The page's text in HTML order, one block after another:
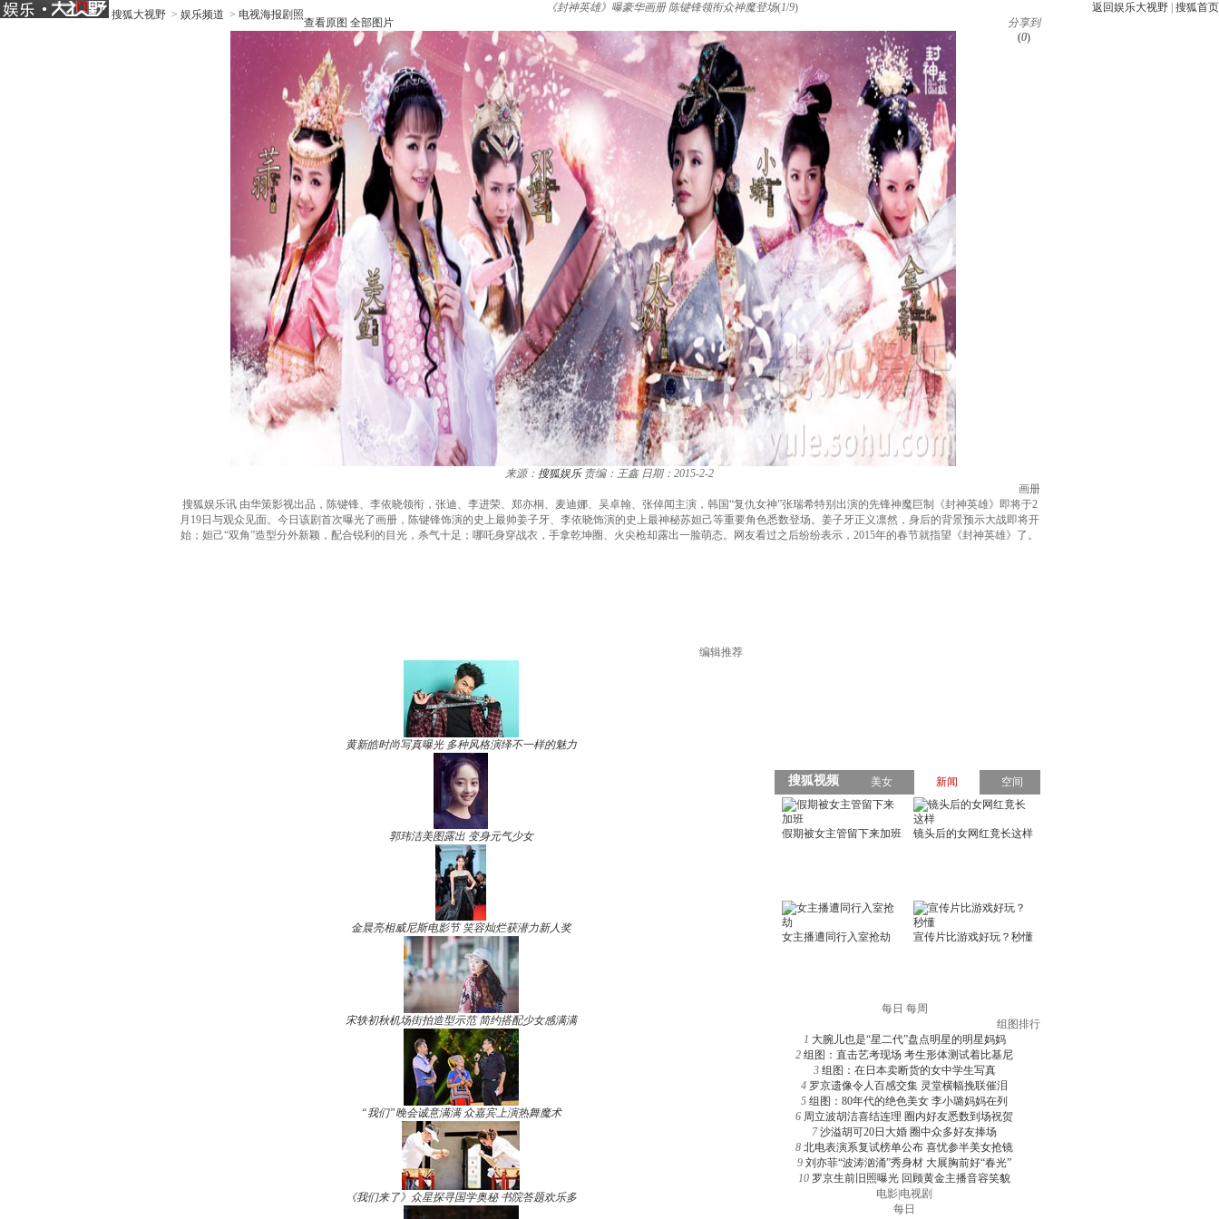
搜狐大视野 > 娱乐频道 > 电视海报剧照
返回娱乐大视野 搜狐首页
《封神英雄》曝豪华画册 陈键锋领衔众神魔登场(1/9)
查看原图 全部图片
分享到
(0)
来源： 搜狐娱乐 责编：王鑫 日期：2015-2-2
画册
搜狐娱乐讯 由华策影视出品，陈键锋、李依晓领衔，张迪、李进荣、郑亦桐、麦迪娜、吴卓翰、张倬闻主演，韩国“复仇女神”张瑞希特别出演的先锋神魔巨制《封神英雄》即将于2
月19日与观众见面。今日该剧首次曝光了画册，陈键锋饰演的史上最帅姜子牙、李依晓饰演的史上最神秘苏妲己等重要角色悉数登场。姜子牙正义凛然，身后的背景预示大战即将开
始；妲己“双角”造型分外新颖，配合锐利的目光，杀气十足；哪吒身穿战衣，手拿乾坤圈、火尖枪却露出一脸萌态。网友看过之后纷纷表示，2015年的春节就指望《封神英雄》了。
编辑推荐
黄新皓时尚写真曝光 多种风格演绎不一样的魅力
郭玮洁美图露出 变身元气少女
金晨亮相威尼斯电影节 笑容灿烂获潜力新人奖
宋轶初秋机场街拍造型示范 简约搭配少女感满满
“我们”晚会诚意满满 众嘉宾上演热舞魔术
《我们来了》众星探寻国学奥秘 书院答题欢乐多
每日 每周
组图排行
1 大腕儿也是“星二代”盘点明星的明星妈妈
2 组图：直击艺考现场 考生形体测试着比基尼
3 组图：在日本卖断货的女中学生写真
4 罗京遗像令人百感交集 灵堂横幅挽联催泪
5 组图：80年代的绝色美女 李小璐妈妈在列
6 周立波胡洁喜结连理 圈内好友悉数到场祝贺
7 沙溢胡可20日大婚 圈中众多好友捧场
8 北电表演系复试榜单公布 喜忧参半美女抢镜
9 刘亦菲“波涛汹涌”秀身材 大展胸前好“春光”
10 罗京生前旧照曝光 回顾黄金主播音容笑貌
电影 电视剧
每日